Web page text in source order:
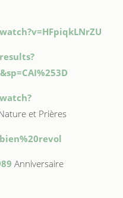
et Prières
Anniversaire